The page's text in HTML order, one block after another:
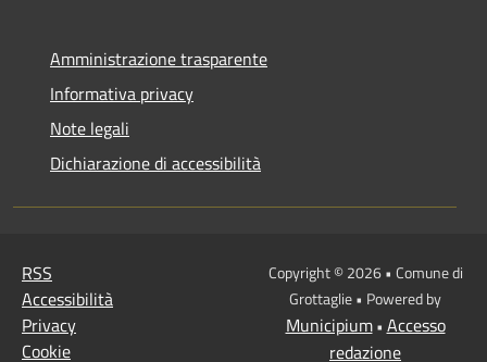
Amministrazione trasparente
Informativa privacy
Note legali
Dichiarazione di accessibilità
RSS
Accessibilità
Privacy
Cookie
Copyright © 2026 • Comune di
Grottaglie • Powered by
Municipium• Accesso
redazione